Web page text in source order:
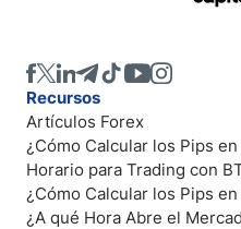
Recursos
Artículos Forex
¿Cómo Calcular los Pips en
Horario para Trading con
¿Cómo Calcular los Pips en
¿A qué Hora Abre el